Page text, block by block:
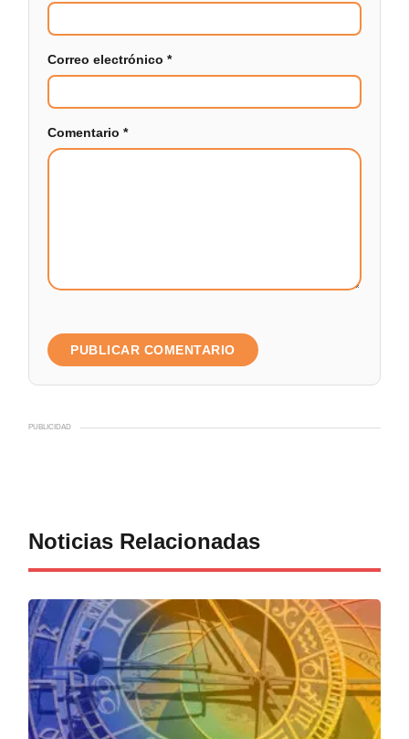
Correo electrónico*
Comentario*
PUBLICIDAD
Noticias Relacionadas